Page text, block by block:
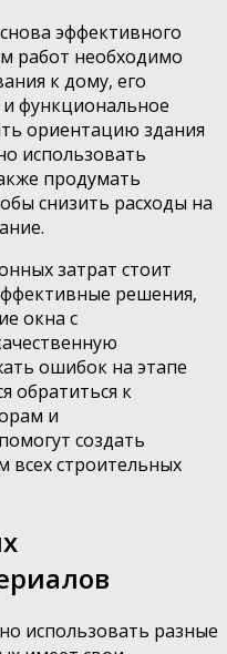
эффективного
работ необходимо
к дому, его
функциональное
ориентацию здания
использовать
продумать
снизить расходы на
затрат стоит
решения,
окна с
ошибок на этапе
обратиться к
и
создать
всех строительных
использовать разные